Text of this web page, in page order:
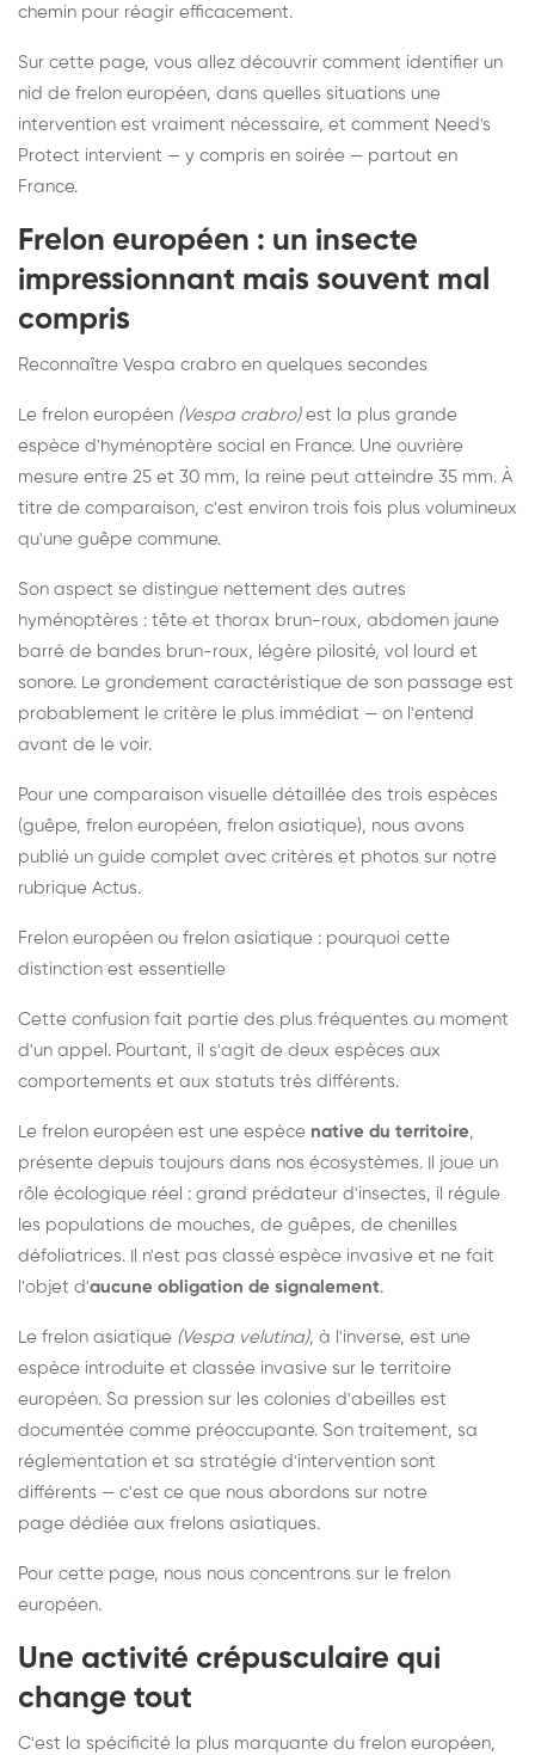
chemin pour réagir efficacement.
Sur cette page, vous allez découvrir comment identifier un
nid de frelon européen, dans quelles situations une
intervention est vraiment nécessaire, et comment Need's
Protect intervient — y compris en soirée — partout en
France.
Frelon européen : un insecte
impressionnant mais souvent mal
compris
Reconnaître Vespa crabro en quelques secondes
Le frelon européen (Vespa crabro)est la plus grande
espèce d'hyménoptère social en France. Une ouvrière
mesure entre 25 et 30 mm, la reine peut atteindre 35 mm. À
titre de comparaison, c'est environ trois fois plus volumineux
qu'une guêpe commune.
Son aspect se distingue nettement des autres
hyménoptères : tête et thorax brun-roux, abdomen jaune
barré de bandes brun-roux, légère pilosité, vol lourd et
sonore. Le grondement caractéristique de son passage est
probablement le critère le plus immédiat — on l'entend
avant de le voir.
Pour une comparaison visuelle détaillée des trois espèces
(guêpe, frelon européen, frelon asiatique), nous avons
publié un guide complet avec critères et photos sur notre
rubrique Actus.
Frelon européen ou frelon asiatique : pourquoi cette
distinction est essentielle
Cette confusion fait partie des plus fréquentes au moment
d'un appel. Pourtant, il s'agit de deux espèces aux
comportements et aux statuts très différents.
Le frelon européen est une espèce native du territoire,
présente depuis toujours dans nos écosystèmes. Il joue un
rôle écologique réel : grand prédateur d'insectes, il régule
les populations de mouches, de guêpes, de chenilles
défoliatrices. Il n'est pas classé espèce invasive et ne fait
l'objet d'aucune obligation de signalement.
Le frelon asiatique (Vespa velutina), à l'inverse, est une
espèce introduite et classée invasive sur le territoire
européen. Sa pression sur les colonies d'abeilles est
documentée comme préoccupante. Son traitement, sa
réglementation et sa stratégie d'intervention sont
différents — c'est ce que nous abordons sur notre
page dédiée aux frelons asiatiques.
Pour cette page, nous nous concentrons sur le frelon
européen.
Une activité crépusculaire qui
change tout
C'est la spécificité la plus marquante du frelon européen,